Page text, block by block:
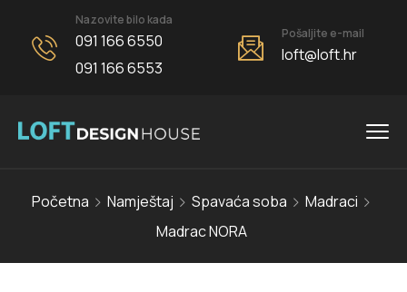
Nazovite bilo kada
091 166 6550
091 166 6553
Pošaljite e-mail
loft@loft.hr
Početna Namještaj Spavaća soba
Madraci
Madrac NORA